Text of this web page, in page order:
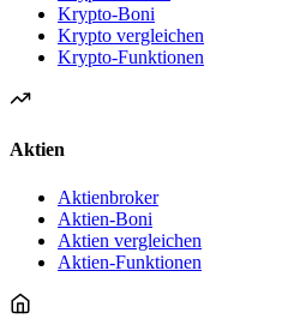
Krypto-Boni
Krypto vergleichen
Krypto-Funktionen
Aktien
Aktienbroker
Aktien-Boni
Aktien vergleichen
Aktien-Funktionen